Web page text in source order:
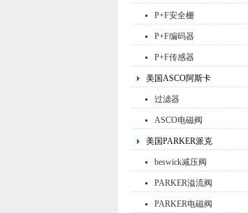
P+F安全栅
P+F编码器
P+F传感器
美国ASCO阿斯卡
过滤器
ASCO电磁阀
美国PARKER派克
beswick减压阀
PARKER溢流阀
PARKER电磁阀